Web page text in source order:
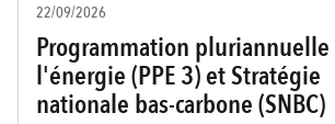
22/09/2026
Programmation pluriannuelle
l'énergie (PPE 3) et Stratégie
nationale bas-carbone (SNBC)